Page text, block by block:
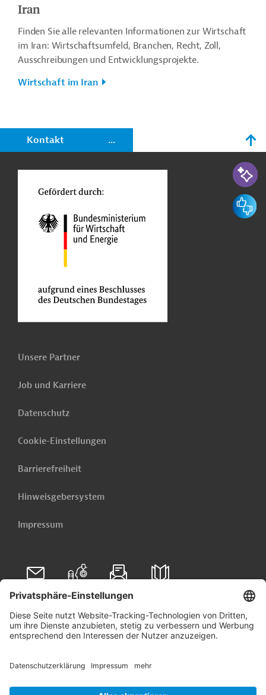
Iran
Finden Sie alle relevanten Informationen zur Wirtschaft
im Iran: Wirtschaftsumfeld, Branchen, Recht, Zoll,
Ausschreibungen und Entwicklungsprojekte.
Wirtschaft im Iran
Kontakt ...
Unsere Partner
Job und Karriere
Datenschutz
Cookie-Einstellungen
Barrierefreiheit
Hinweisgebersystem
Impressum
Folgen Sie uns auf
Linkedin
KI-